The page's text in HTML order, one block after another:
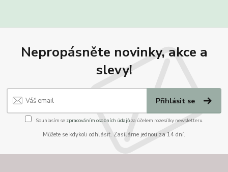
Nepropásněte novinky, akce a
slevy!
Přihlásit se
Souhlasím se zpracováním osobních údajůza účelem rozesílky newsletteru.
Můžete se kdykoli odhlásit. Zasíláme jednou za 14 dní.